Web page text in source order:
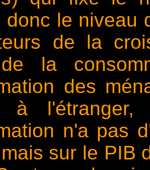
donc le niveau
de la
la
des
à
n'a pas
sur le PIB